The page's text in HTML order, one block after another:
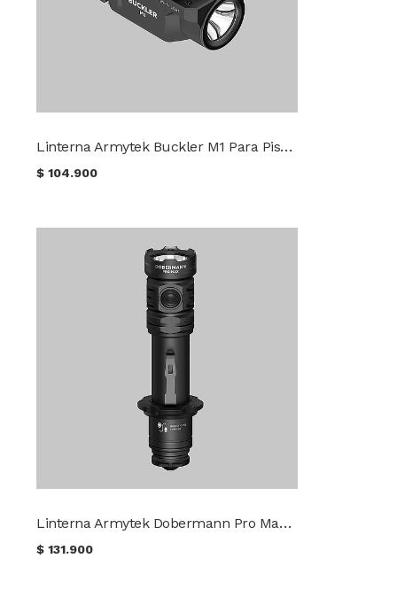
Linterna Armytek Buckler M1 Para Pistola
$104.900
Linterna Armytek Dobermann Pro Max Luz Fría
$131.900